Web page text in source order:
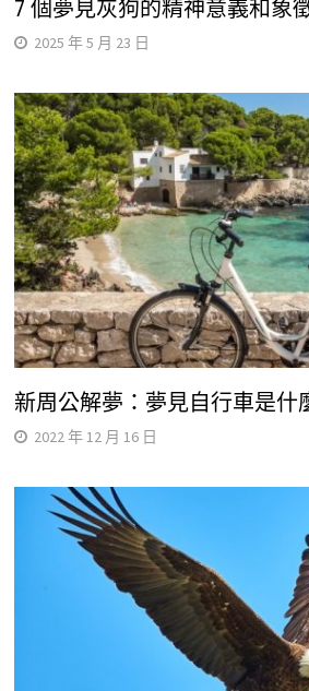
7 個夢見灰狗的精神意義和象
2025 年 5 月 23 日
新周公解夢：夢見自行車是什
2022 年 12 月 16 日